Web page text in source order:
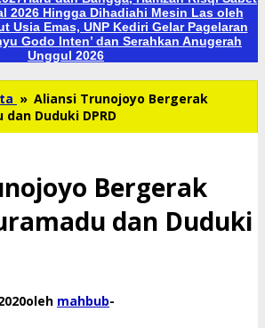
2026 Hingga Dihadiahi Mesin Las oleh
Usia Emas, UNP Kediri Gelar Pagelaran
Godo Inten’ dan Serahkan Anugerah
Unggul 2026
» Aliansi Trunojoyo Bergerak
Duduki DPRD
Bergerak
dan Duduki
oleh mahbub-